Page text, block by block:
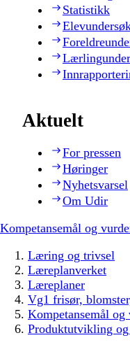
Statistikk
Aktuelt
For pressen
Høringer
Nyhetsvarsel
Om Udir
Kompetansemål og
Læring og trivsel
Læreplanverket
Læreplaner
Vg1 frisør,
Kompetansemål og
Produktutvikling